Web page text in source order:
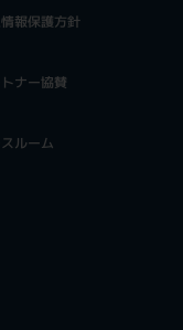
報保護方針
ナー協賛
ルーム